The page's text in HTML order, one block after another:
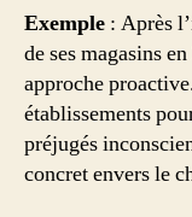
Exemple : Après
de ses magasins
approche
établissements
préjugés
concret envers le